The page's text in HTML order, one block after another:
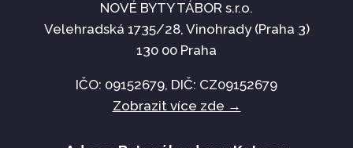
NOVÉ BYTY TÁBOR s.r.o.
Velehradská 1735/28, Vinohrady (Praha 3)
130 00 Praha
IČO: 09152679, DIČ: CZ09152679
Zobrazit více zde →